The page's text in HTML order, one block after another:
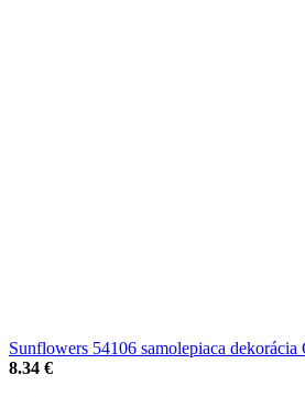
Sunflowers 54106 samolepiaca dekorácia
8.34 €